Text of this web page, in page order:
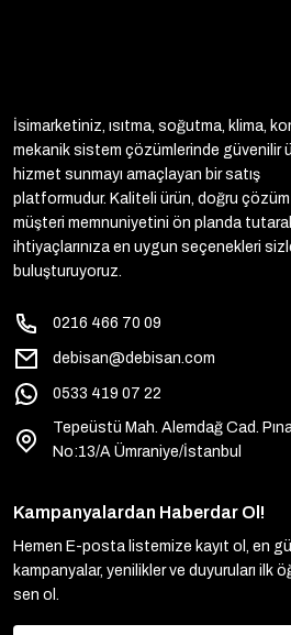
İsimarketiniz, ısıtma, soğutma, klima,
mekanik sistem çözümlerinde güvenilir
hizmet sunmayı amaçlayan bir satış
platformudur. Kaliteli ürün, doğru çözüm
müşteri memnuniyetini ön planda
ihtiyaçlarınıza en uygun seçenekleri
buluşturuyoruz.
0216 466 70 09
debisan@debisan.com
0533 419 07 22
Tepeüstü Mah. Alemdağ Cad.
No:13/A Ümraniye/İstanbul
Kampanyalardan Haberdar Ol!
Hemen E-posta listemize kayıt ol, en
kampanyalar, yenilikler ve duyuruları ilk
sen ol.